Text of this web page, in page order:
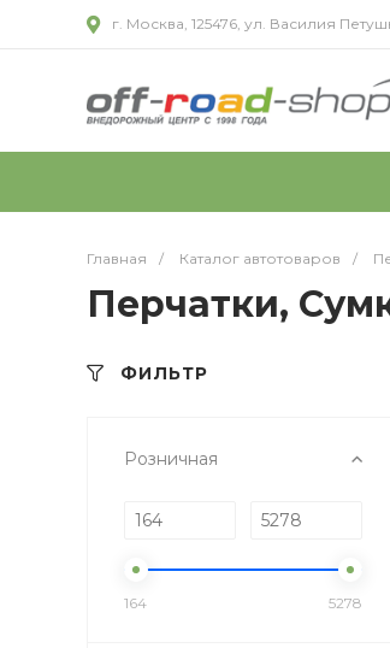
г. Москва, 125476, ул. Василия
Главная / Каталог автотоваров /
Перчатки,
ФИЛЬТР
Розничная
164 5278